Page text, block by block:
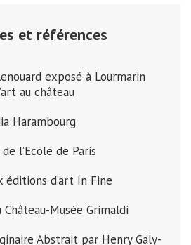
et références
exposé à Lourmarin
au château
Harambourg
l’Ecole de Paris
éditions d’art In Fine
Musée Grimaldi
Abstrait par Henry Galy-